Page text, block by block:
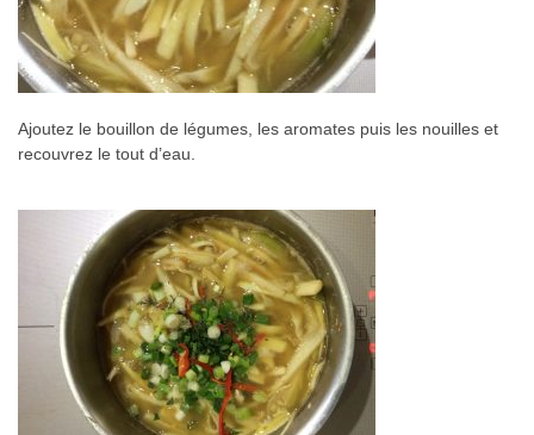
Ajoutez le bouillon de légumes, les aromates puis les nouilles et
recouvrez le tout d’eau.